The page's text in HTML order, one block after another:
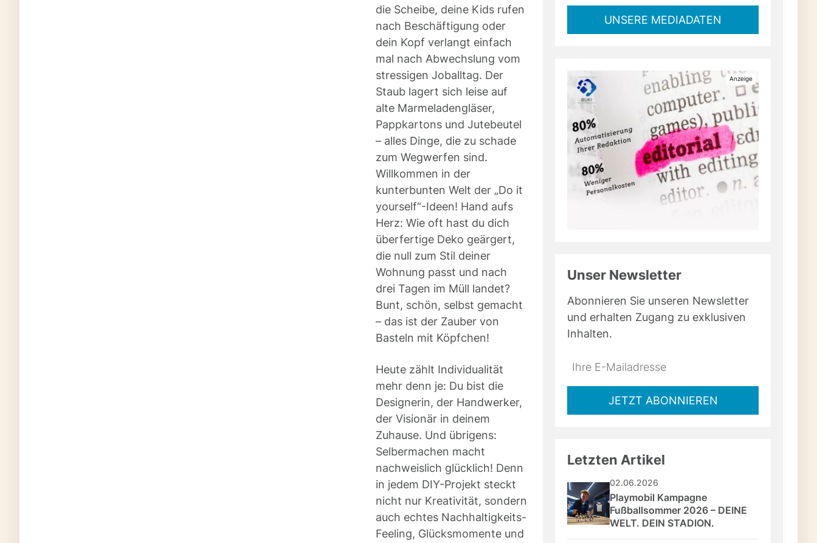
die Scheibe, deine Kids rufen
nach Beschäftigung oder
dein Kopf verlangt einfach
mal nach Abwechslung vom
stressigen Joballtag. Der
Staub lagert sich leise auf
alte Marmeladengläser,
Pappkartons und Jutebeutel
– alles Dinge, die zu schade
zum Wegwerfen sind.
Willkommen in der
kunterbunten Welt der „Do it
yourself“-Ideen! Hand aufs
Herz: Wie oft hast du dich
überfertige Deko geärgert,
die null zum Stil deiner
Wohnung passt und nach
drei Tagen im Müll landet?
Bunt, schön, selbst gemacht
– das ist der Zauber von
Basteln mit Köpfchen!
Heute zählt Individualität
mehr denn je: Du bist die
Designerin, der Handwerker,
der Visionär in deinem
Zuhause. Und übrigens:
Selbermachen macht
nachweislich glücklich! Denn
in jedem DIY-Projekt steckt
nicht nur Kreativität, sondern
auch echtes Nachhaltigkeits-
Feeling, Glücksmomente und
UNSERE MEDIADATEN
Unser Newsletter
Abonnieren Sie unseren Newsletter
und erhalten Zugang zu exklusiven
Inhalten.
Do
*Ihre
Mailadresse:JETZT ABONNIEREN
Letzten Artikel
02.06.2026
Playmobil Kampagne
Fußballsommer 2026 – DEINE
WELT. DEIN STADION.